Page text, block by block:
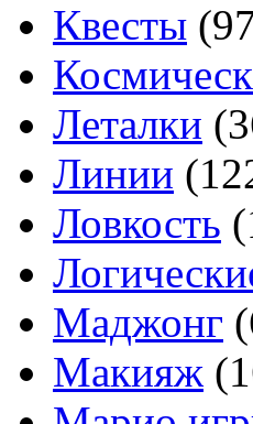
Квесты
Леталки
Линии
Ловкость
Маджонг
Макияж